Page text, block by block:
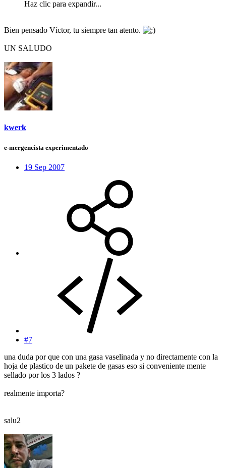
Haz clic para expandir...
Bien pensado Víctor, tu siempre tan atento.
UN SALUDO
kwerk
e-mergencista experimentado
19 Sep 2007
#7
una duda por que con una gasa vaselinada y no directamente con la
hoja de plastico de un pakete de gasas eso si conveniente mente
sellado por los 3 lados ?
realmente importa?
salu2